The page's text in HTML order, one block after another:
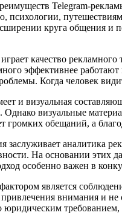
Telegram-
психологии,
круга общения и
качество
эффективнее
Когда человек
и визуальная
Однако визуальные
громких обещаний, а
заслуживает аналитика
На основании этих
особенно важен в
является
внимания и не
юридическим